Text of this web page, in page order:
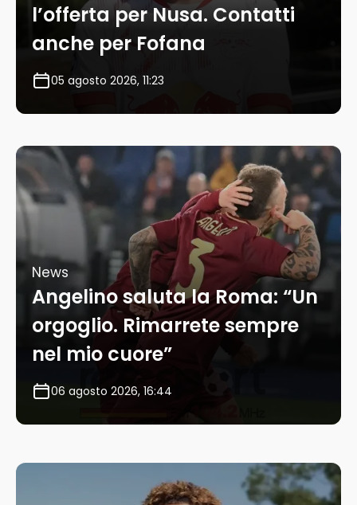
l’offerta per Nusa. Contatti
anche per Fofana
05 agosto 2026, 11:23
News
Angelino saluta la Roma: “Un
orgoglio. Rimarrete sempre
nel mio cuore”
06 agosto 2026, 16:44